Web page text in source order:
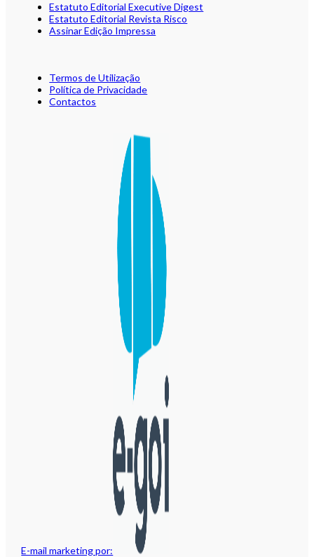
E-mail marketing por:
Estatuto Editorial Executive Digest
Estatuto Editorial Revista Risco
Assinar Edição Impressa
Termos de Utilização
Política de Privacidade
Contactos